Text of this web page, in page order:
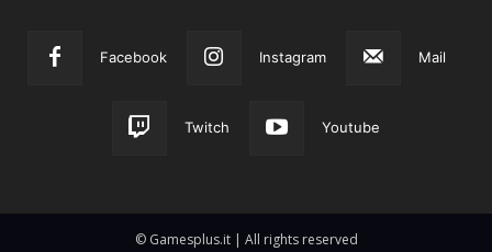
Facebook Instagram Mail
Twitch Youtube
© Gamesplus.it | All rights reserved